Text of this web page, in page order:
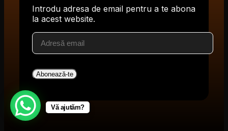
Introdu adresa de email pentru a te abona
la acest website.
Adresă
email
Abonează-te
Vă ajutăm?